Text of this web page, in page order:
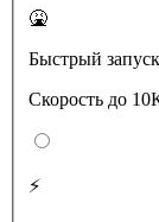
🤮
Быстрый запуск
Скорость до
⚡️